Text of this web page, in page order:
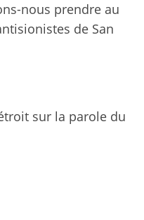
nous prendre au
de San
sur la parole du